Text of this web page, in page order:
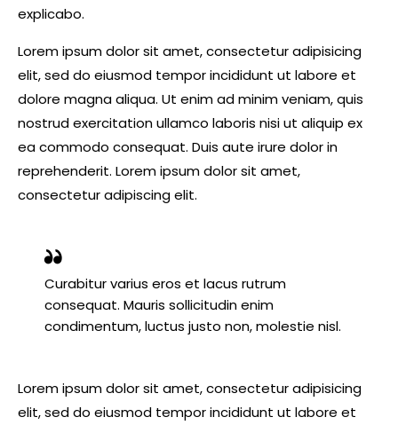
explicabo.
Lorem ipsum dolor sit amet, consectetur adipisicing
elit, sed do eiusmod tempor incididunt ut labore et
dolore magna aliqua. Ut enim ad minim veniam, quis
nostrud exercitation ullamco laboris nisi ut aliquip ex
ea commodo consequat. Duis aute irure dolor in
reprehenderit. Lorem ipsum dolor sit amet,
consectetur adipiscing elit.
Curabitur varius eros et lacus rutrum
consequat. Mauris sollicitudin enim
condimentum, luctus justo non, molestie nisl.
Lorem ipsum dolor sit amet, consectetur adipisicing
elit, sed do eiusmod tempor incididunt ut labore et